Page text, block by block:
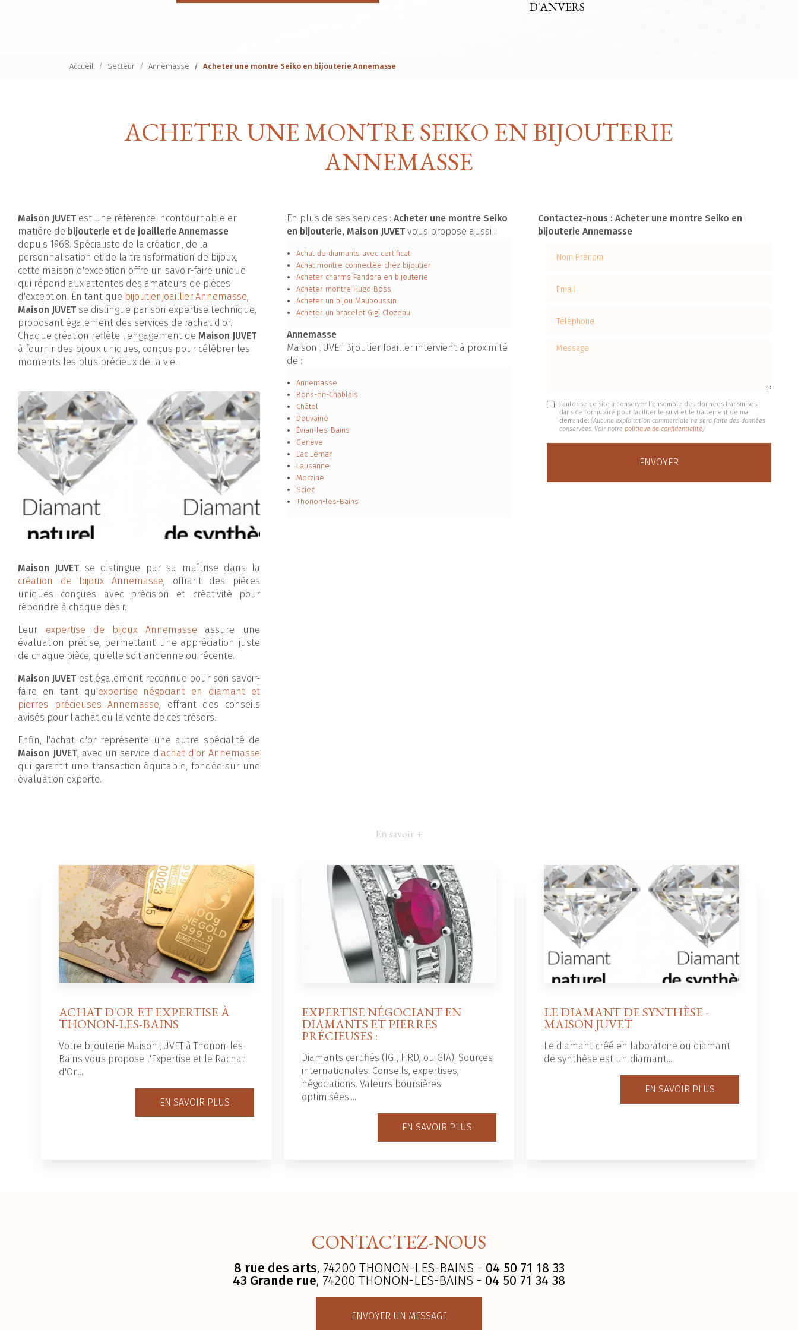
D'ANVERS
Accueil Secteur Annemasse Acheter une montre Seiko en bijouterie Annemasse
ACHETER UNE MONTRE SEIKO EN BIJOUTERIE
ANNEMASSE
Maison JUVETest une référence incontournable en
matière de bijouterie et de joaillerie Annemasse
depuis 1968. Spécialiste de la création, de la
personnalisation et de la transformation de bijoux,
cette maison d'exception offre un savoir-faire unique
qui répond aux attentes des amateurs de pièces
d'exception. En tant que bijoutier joaillier Annemasse,
Maison JUVETse distingue par son expertise technique,
proposant également des services de rachat d'or.
Chaque création reflète l'engagement de Maison JUVET
à fournir des bijoux uniques, conçus pour célébrer les
moments les plus précieux de la vie.
Maison JUVETse distingue par sa maîtrise dans la
création de bijoux Annemasse , offrant des pièces
uniques conçues avec précision et créativité pour
répondre à chaque désir.
Leur expertise de bijoux Annemasse assure une
évaluation précise, permettant une appréciation juste
de chaque pièce, qu'elle soit ancienne ou récente.
Maison JUVETest également reconnue pour son savoir-
faire en tant qu'expertise négociant en diamant et
pierres précieuses Annemasse , offrant des conseils
avisés pour l'achat ou la vente de ces trésors.
Enfin, l'achat d'or représente une autre spécialité de
Maison JUVET, avec un service d'achat d'or Annemasse
qui garantit une transaction équitable, fondée sur une
évaluation experte.
En plus de ses services : Acheter une montre Seiko
en bijouterie, Maison JUVETvous propose aussi :
Achat de diamants avec certificat
Achat montre connectée chez bijoutier
Acheter charms Pandora en bijouterie
Acheter montre Hugo Boss
Acheter un bijou Mauboussin
Acheter un bracelet Gigi Clozeau
Annemasse
Maison JUVET Bijoutier Joailler intervient à proximité
de :
Annemasse
Bons-en-Chablais
Châtel
Douvaine
Évian-les-Bains
Genève
Lac Léman
Lausanne
Morzine
Sciez
Thonon-les-Bains
Contactez-nous : Acheter une montre Seiko en
bijouterie Annemasse
Message
J'autorise ce site à conserver l'ensemble des données transmises
dans ce formulaire pour faciliter le suivi et le traitement de ma
demande. (Aucune exploitation commerciale ne sera faite des données
conservées. Voir notre politique de confidentialité)
En savoir +
ACHAT D'OR ET EXPERTISE À
THONON-LES-BAINS
Votre bijouterie Maison JUVET à Thonon-les-
Bains vous propose l'Expertise et le Rachat
d'Or....
EN SAVOIR PLUS
EXPERTISE NÉGOCIANT EN
DIAMANTS ET PIERRES
PRÉCIEUSES :
Diamants certifiés (IGI, HRD, ou GIA). Sources
internationales. Conseils, expertises,
négociations. Valeurs boursières
optimisées....
EN SAVOIR PLUS
LE DIAMANT DE SYNTHÈSE -
MAISON JUVET
Le diamant créé en laboratoire ou diamant
de synthèse est un diamant....
EN SAVOIR PLUS
CONTACTEZ-NOUS
8 rue des arts, 74200 THONON-LES-BAINS - 04 50 71 18 33
43 Grande rue, 74200 THONON-LES-BAINS - 04 50 71 34 38
ENVOYER UN MESSAGE